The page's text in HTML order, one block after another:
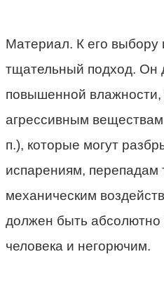
Материал. К его выбору
тщательный подход. Он
повышенной
агрессивным
п.), которые могут
испарениям, перепадам
механическим
должен быть
человека и негорючим.